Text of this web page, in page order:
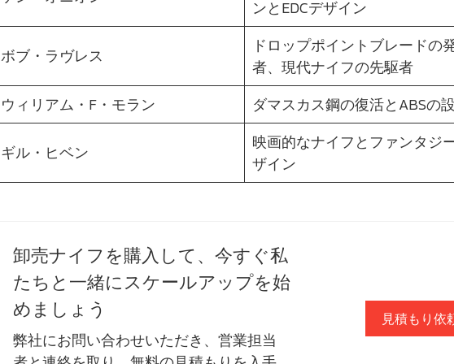
ンとEDCデザイン
ボブ・ラヴレス
ドロップポイントブレードの
者、現代ナイフの先駆者
ウィリアム・F・モラン
ダマスカス鋼の復活とABSの
ギル・ヒベン
映画的なナイフとファンタジ
ザイン
卸売ナイフを購入して、今すぐ私
たちと一緒にスケールアップを始
めましょう
弊社にお問い合わせいただき、営業担当
見積もり依